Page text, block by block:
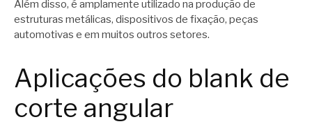
Além disso, é amplamente utilizado na produção de
estruturas metálicas, dispositivos de fixação, peças
automotivas e em muitos outros setores.
Aplicações do blank de
corte angular